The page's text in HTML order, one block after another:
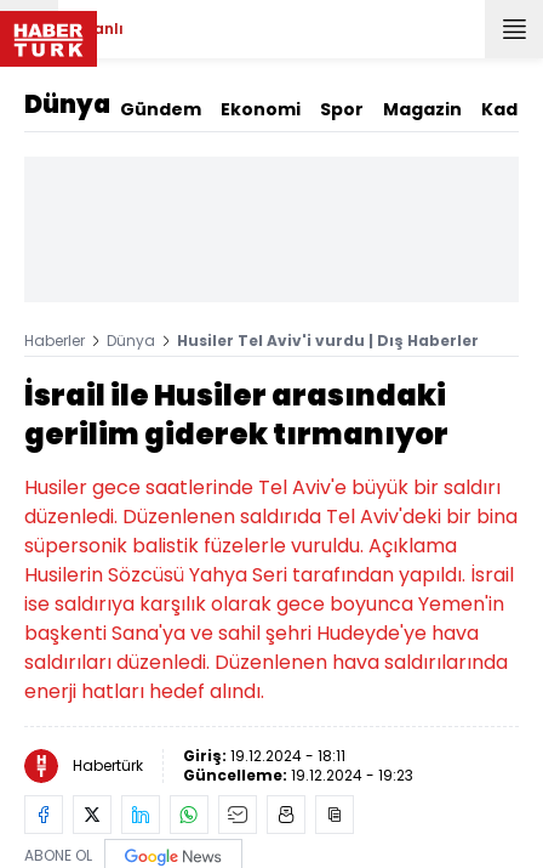
Canlı
Dünya Gündem Ekonomi Spor Magazin Kadın
Haberler Dünya Husiler Tel Aviv'i vurdu | Dış Haberler
İsrail ile Husiler arasındaki
gerilim giderek tırmanıyor
Husiler gece saatlerinde Tel Aviv'e büyük bir saldırı
düzenledi. Düzenlenen saldırıda Tel Aviv'deki bir bina
süpersonik balistik füzelerle vuruldu. Açıklama
Husilerin Sözcüsü Yahya Seri tarafından yapıldı. İsrail
ise saldırıya karşılık olarak gece boyunca Yemen'in
başkenti Sana'ya ve sahil şehri Hudeyde'ye hava
saldırıları düzenledi. Düzenlenen hava saldırılarında
enerji hatları hedef alındı.
Habertürk Giriş: 19.12.2024 - 18:11
Güncelleme: 19.12.2024 - 19:23
ABONE OL